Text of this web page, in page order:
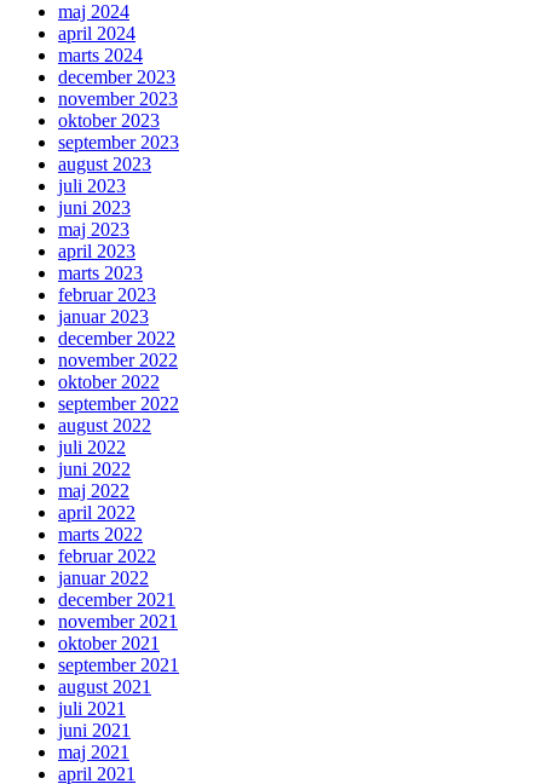
maj 2024
april 2024
marts 2024
december 2023
november 2023
oktober 2023
september 2023
august 2023
juli 2023
juni 2023
maj 2023
april 2023
marts 2023
februar 2023
januar 2023
december 2022
november 2022
oktober 2022
september 2022
august 2022
juli 2022
juni 2022
maj 2022
april 2022
marts 2022
februar 2022
januar 2022
december 2021
november 2021
oktober 2021
september 2021
august 2021
juli 2021
juni 2021
maj 2021
april 2021